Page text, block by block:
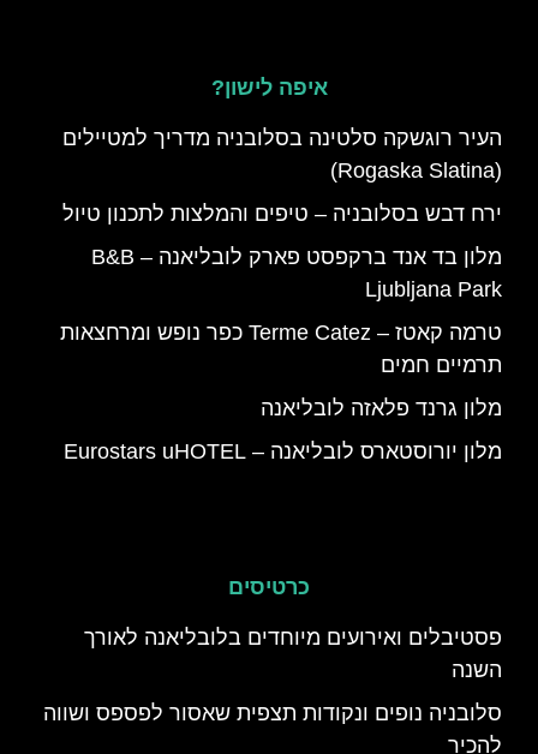
איפה לישון?
העיר רוגשקה סלטינה בסלובניה מדריך למטיילים
(Rogaska Slatina)
ירח דבש בסלובניה – טיפים והמלצות לתכנון טיול
מלון בד אנד ברקפסט פארק לובליאנה – B&B
Ljubljana Park
טרמה קאטז – Terme Catez כפר נופש ומרחצאות
תרמיים חמים
מלון גרנד פלאזה לובליאנה
מלון יורוסטארס לובליאנה – Eurostars uHOTEL
כרטיסים
פסטיבלים ואירועים מיוחדים בלובליאנה לאורך
השנה
סלובניה נופים ונקודות תצפית שאסור לפספס ושווה
להכיר